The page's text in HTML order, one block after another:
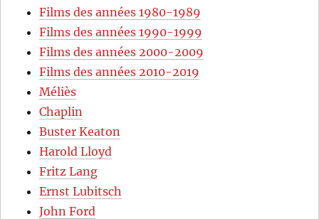
Films des années 1980-1989
Films des années 1990-1999
Films des années 2000-2009
Films des années 2010-2019
Méliès
Chaplin
Buster Keaton
Harold Lloyd
Fritz Lang
Ernst Lubitsch
John Ford